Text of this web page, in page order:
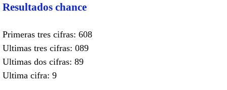
Resultados chance
Primeras tres cifras: 608
Ultimas tres cifras: 089
Ultimas dos cifras: 89
Ultima cifra: 9